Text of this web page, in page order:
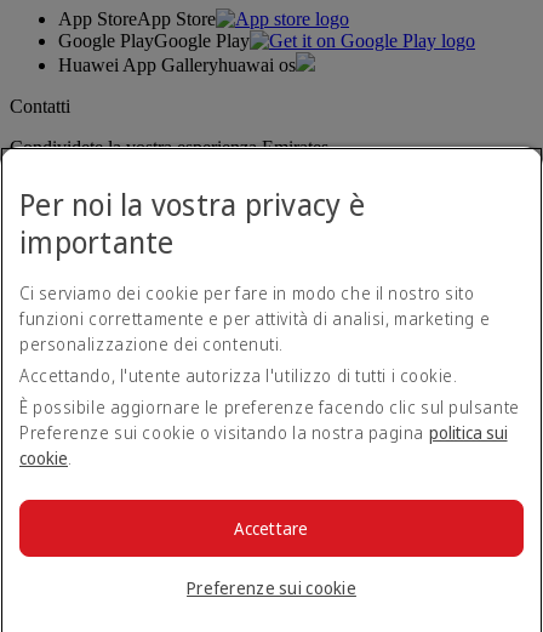
App StoreApp Store
Google PlayGoogle Play
Huawei App Galleryhuawai os
Contatti
Condividete la vostra esperienza Emirates.
Contatti
Norme sulla privacy
Termini e condizioni
Sicurezza informatica
© 2026 The Emirates Group. Tutti i diritti riservati.
Per noi la vostra privacy è
importante
Ci serviamo dei cookie per fare in modo che il nostro sito
funzioni correttamente e per attività di analisi, marketing e
personalizzazione dei contenuti.
Accettando, l'utente autorizza l'utilizzo di tutti i cookie.
È possibile aggiornare le preferenze facendo clic sul pulsante
Preferenze sui cookie o visitando la nostra pagina politica sui
cookie.
Preferenze sui cookie
Accettare